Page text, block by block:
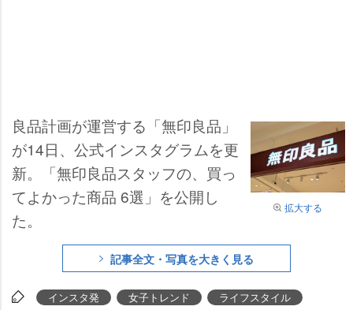
拡大する
良品計画が運営する「無印良品」
が14日、公式インスタグラムを更
新。「無印良品スタッフの、買っ
てよかった商品 6選」を公開し
た。
記事全文・写真を大きく見る
インスタ発 女子トレンド ライフスタイル